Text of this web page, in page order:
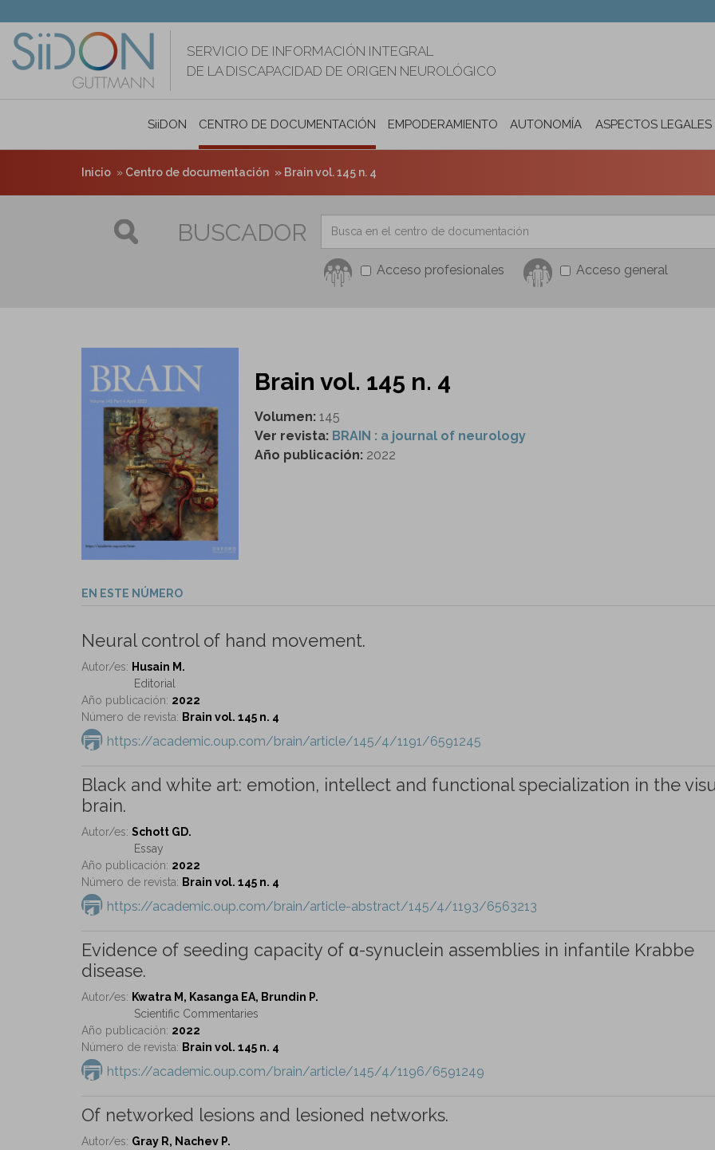
contenido
principal
SERVICIO DE INFORMACIÓN INTEGRAL
DE LA DISCAPACIDAD DE ORIGEN NEUROLÓGICO
SiiDON CENTRO DE DOCUMENTACIÓN EMPODERAMIENTO AUTONOMÍA PERSONAL E
ASPECTOS LEGALES
Inicio Centro de documentación Brain vol. 145 n. 4
BUSCADOR
Acceso profesionales Acceso general
Brain vol. 145 n. 4
Volumen: 145
Ver revista: BRAIN : a journal of neurology
Año publicación: 2022
EN ESTE NÚMERO
Neural control of hand movement.
Autor/es: Husain M.
Editorial
Año publicación: 2022
Número de revista: Brain vol. 145 n. 4
https://academic.oup.com/brain/article/145/4/1191/6591245
Black and white art: emotion, intellect and functional specialization in the
brain.
Autor/es: Schott GD.
Essay
Año publicación: 2022
Número de revista: Brain vol. 145 n. 4
https://academic.oup.com/brain/article-abstract/145/4/1193/6563213
Evidence of seeding capacity of α-synuclein assemblies in infantile Krabbe
disease.
Autor/es: Kwatra M, Kasanga EA, Brundin P.
Scientific Commentaries
Año publicación: 2022
Número de revista: Brain vol. 145 n. 4
https://academic.oup.com/brain/article/145/4/1196/6591249
Of networked lesions and lesioned networks.
Autor/es: Gray R, Nachev P.